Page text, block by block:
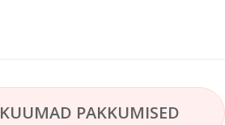
KUUMAD PAKKUMISED